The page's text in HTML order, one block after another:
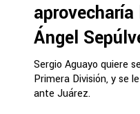
Ángel
Sergio Aguayo quiere
Primera División, y se
ante Juárez.